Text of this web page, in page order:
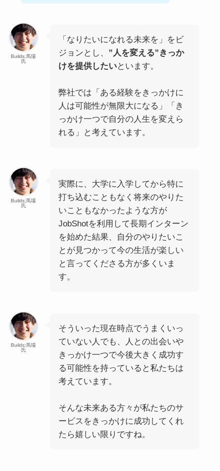
Builds:馬場
氏
「なりたいになれる未来を」をビ
ジョンとし、 ”人を変える”きっか
けを提供したいといます。
弊社では「ある経験をきっかけに
人は可能性が無限大になる」「き
っかけ一つで自分の人生を変えら
れる」と考えています。
Builds:馬場
氏
実際に、大学に入学してから特に
打ち込むこともなく将来のやりた
いこともなかったような方が
JobShotを利用して長期インターン
を始めた結果、自分のやりたいこ
とが見つかって今の生活が楽しい
と言ってくださる方が多くいま
す。
Builds:馬場
氏
そういった現在時点でうまくいっ
ていない人でも、人との出会いや
きっかけ一つで今後大きく成功す
る可能性を持っていると私たちは
考えています。
そんな未来ある方々が私たちのサ
ービスをきっかけに成功してくれ
たら嬉しい限りですね。